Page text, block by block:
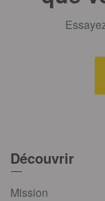
Découvrir
Mission